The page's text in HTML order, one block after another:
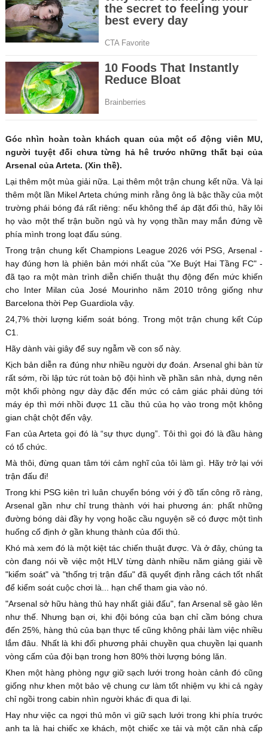
Góc nhìn hoàn toàn khách quan của một cổ động viên MU,
người tuyệt đối chưa từng hả hê trước những thất bại của
Arsenal của Arteta. (Xin thề).
Lại thêm một mùa giải nữa. Lại thêm một trận chung kết nữa. Và lại
thêm một lần Mikel Arteta chứng minh rằng ông là bậc thầy của một
trường phái bóng đá rất riêng: nếu không thể áp đặt đối thủ, hãy lôi
họ vào một thế trận buồn ngủ và hy vọng thần may mắn đứng về
phía mình trong loạt đấu súng.
Trong trận chung kết Champions League 2026 với PSG, Arsenal -
hay đúng hơn là phiên bản mới nhất của "Xe Buýt Hai Tầng FC" -
đã tạo ra một màn trình diễn chiến thuật thụ động đến mức khiến
cho Inter Milan của José Mourinho năm 2010 trông giống như
Barcelona thời Pep Guardiola vậy.
24,7% thời lượng kiểm soát bóng. Trong một trận chung kết Cúp
C1.
Hãy dành vài giây để suy ngẫm về con số này.
Kịch bản diễn ra đúng như nhiều người dự đoán. Arsenal ghi bàn từ
rất sớm, rồi lập tức rút toàn bộ đội hình về phần sân nhà, dựng nên
một khối phòng ngự dày đặc đến mức có cảm giác phải dùng tới
máy ép thì mới nhồi được 11 cầu thủ của họ vào trong một không
gian chật chột đến vậy.
Fan của Arteta gọi đó là “sự thực dụng”. Tôi thì gọi đó là đầu hàng
có tổ chức.
Mà thôi, đừng quan tâm tới cảm nghĩ của tôi làm gì. Hãy trở lại với
trận đấu đi!
Trong khi PSG kiên trì luân chuyển bóng với ý đồ tấn công rõ ràng,
Arsenal gần như chỉ trung thành với hai phương án: phất những
đường bóng dài đầy hy vọng hoặc cầu nguyện sẽ có được một tình
huống cố định ở gần khung thành của đối thủ.
Khó mà xem đó là một kiệt tác chiến thuật được. Và ở đây, chúng ta
còn đang nói về việc một HLV từng dành nhiều năm giảng giải về
"kiểm soát" và "thống trị trận đấu" đã quyết định rằng cách tốt nhất
để kiểm soát cuộc chơi là... hạn chế tham gia vào nó.
"Arsenal sở hữu hàng thủ hay nhất giải đấu", fan Arsenal sẽ gào lên
như thế. Nhưng bạn ơi, khi đội bóng của bạn chỉ cầm bóng chưa
đến 25%, hàng thủ của bạn thực tế cũng không phải làm việc nhiều
lắm đâu. Nhất là khi đối phương phải chuyền qua chuyền lại quanh
vòng cấm của đội bạn trong hơn 80% thời lượng bóng lăn.
Khen một hàng phòng ngự giữ sạch lưới trong hoàn cảnh đó cũng
giống như khen một bảo vệ chung cư làm tốt nhiệm vụ khi cả ngày
chỉ ngồi trong cabin nhìn người khác đi qua đi lại.
Hay như việc ca ngợi thủ môn vì giữ sạch lưới trong khi phía trước
anh ta là hai chiếc xe khách, một chiếc xe tải và một căn nhà cấp